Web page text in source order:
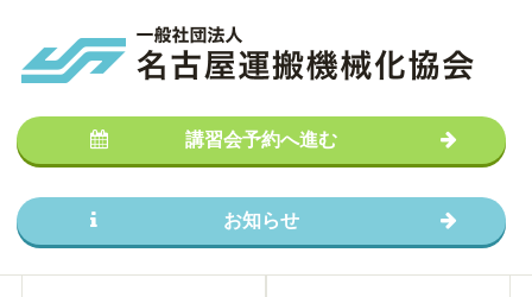
講習会予約へ進む
お知らせ